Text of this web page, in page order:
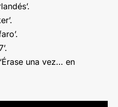
una vez… en